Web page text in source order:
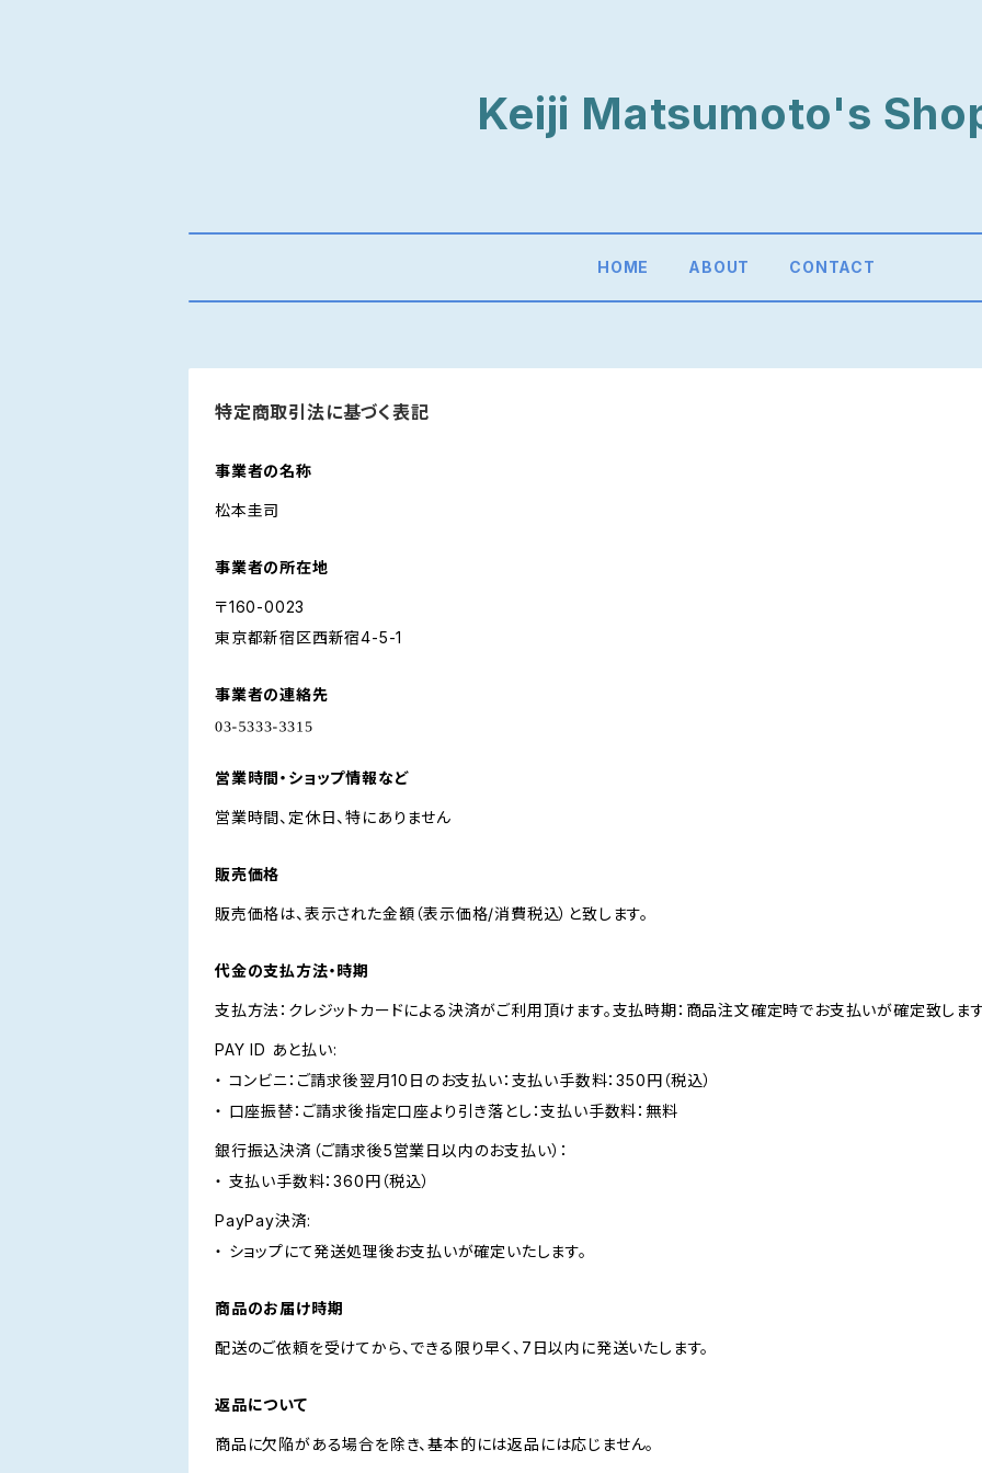
Keiji Matsumoto's
HOME ABOUT CONTACT
特定商取引法に基づく表記
事業者の名称
松本圭司
事業者の所在地
〒160-0023
東京都新宿区西新宿4-5-1
事業者の連絡先
営業時間・ショップ情報など
営業時間、定休日、特にありません
販売価格
販売価格は、表示された金額（表示価格/消費税込）と致します。
代金の支払方法・時期
支払方法：クレジットカードによる決済がご利用頂けます。支払時期：商品注文確定時でお支払いが確定致します
PAY ID あと払い:
・ コンビニ：ご請求後翌月10日のお支払い：支払い手数料：350円（税込）
・ 口座振替：ご請求後指定口座より引き落とし：支払い手数料：無料
銀行振込決済（ご請求後5営業日以内のお支払い）：
・ 支払い手数料：360円（税込）
PayPay決済:
・ ショップにて発送処理後お支払いが確定いたします。
商品のお届け時期
配送のご依頼を受けてから、できる限り早く、7日以内に発送いたします。
返品について
商品に欠陥がある場合を除き、基本的には返品には応じません。